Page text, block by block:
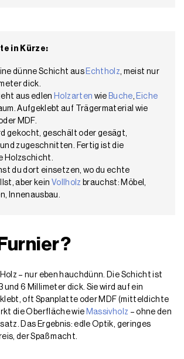
in Kürze:
dünne Schicht aus Echtholz, meist nur
dick.
aus edlen Holzarten wie Buche, Eiche
Aufgeklebt auf Trägermaterial wie
MDF.
gekocht, geschält oder gesägt,
zugeschnitten. Fertig ist die
Holzschicht.
du dort einsetzen, wo du echte
aber kein Vollholz brauchst: Möbel,
Innenausbau.
– nur eben hauchdünn. Die Schicht ist
und 6 Millimeter dick. Sie wird auf ein
oft Spanplatte oder MDF (mitteldichte
die Oberfläche wie Massivholz – ohne den
Das Ergebnis: edle Optik, geringes
der Spaß macht.